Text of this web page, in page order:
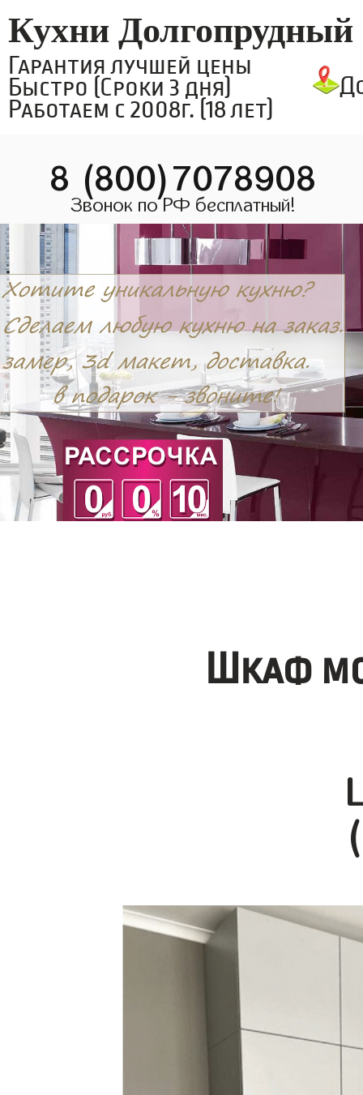
Кухни Долгопрудный
Гарантия лучшей цены
Быстро (Сроки 3 дня)
Работаем с 2008г. (18 лет)
8 (800)7078908
Звонок по РФ бесплатный!
Шкаф